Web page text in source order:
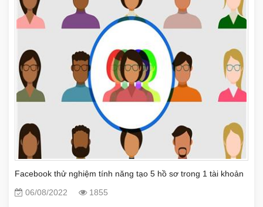
Facebook thử nghiệm tính năng tạo 5 hồ sơ trong 1 tài khoản
06/08/2022
1855